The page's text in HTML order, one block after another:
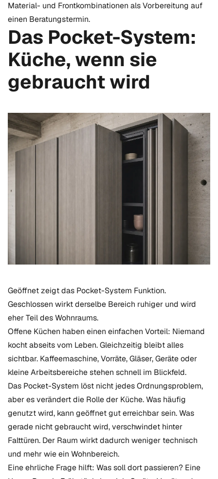
Material- und Frontkombinationen als Vorbereitung auf
einen Beratungstermin.
Das Pocket-System:
Küche, wenn sie
gebraucht wird
Geöffnet zeigt das Pocket-System Funktion.
Geschlossen wirkt derselbe Bereich ruhiger und wird
eher Teil des Wohnraums.
Offene Küchen haben einen einfachen Vorteil: Niemand
kocht abseits vom Leben. Gleichzeitig bleibt alles
sichtbar. Kaffeemaschine, Vorräte, Gläser, Geräte oder
kleine Arbeitsbereiche stehen schnell im Blickfeld.
Das Pocket-System löst nicht jedes Ordnungsproblem,
aber es verändert die Rolle der Küche. Was häufig
genutzt wird, kann geöffnet gut erreichbar sein. Was
gerade nicht gebraucht wird, verschwindet hinter
Falttüren. Der Raum wirkt dadurch weniger technisch
und mehr wie ein Wohnbereich.
Eine ehrliche Frage hilft: Was soll dort passieren? Eine